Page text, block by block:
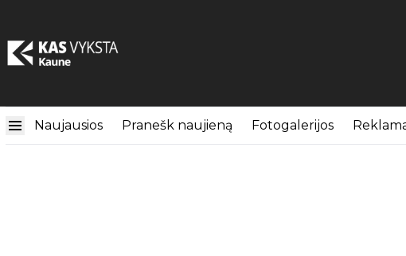
Naujausios Pranešk naujieną Fotogalerijos